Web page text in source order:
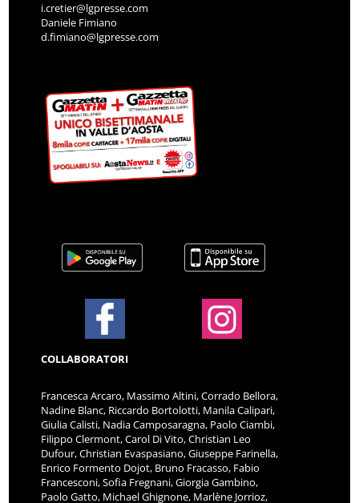
i.cretier@lgpresse.com
Daniele Fimiano
d.fimiano@lgpresse.com
COLLABORATORI
Francesca Arcaro, Massimo Altini, Corrado Bellora,
Nadine Blanc, Riccardo Bortolotti, Manila Calipari,
Giulia Calisti, Nadia Camposaragna, Paolo Ciambi,
Filippo Clermont, Carol Di Vito, Christian Leo
Dufour, Christian Evaspasiano, Giuseppe Farinella,
Enrico Formento Dojot, Bruno Fracasso, Fabio
Francesconi, Sofia Fregnani, Giorgia Gambino,
Paolo Gatto, Michael Ghignone, Marlène Jorrioz,